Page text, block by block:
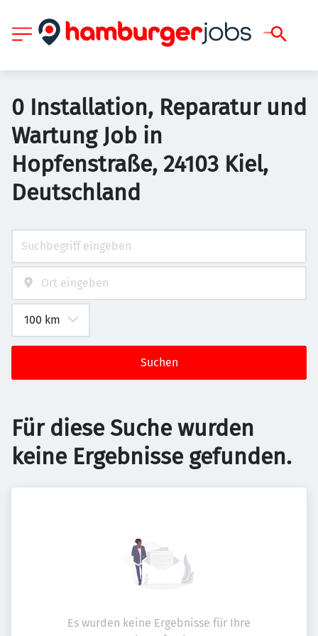
0 Installation, Reparatur und
Wartung Job in
Hopfenstraße, 24103 Kiel,
Deutschland
Suchen
Für diese Suche wurden
keine Ergebnisse gefunden.
Es wurden keine Ergebnisse für Ihre